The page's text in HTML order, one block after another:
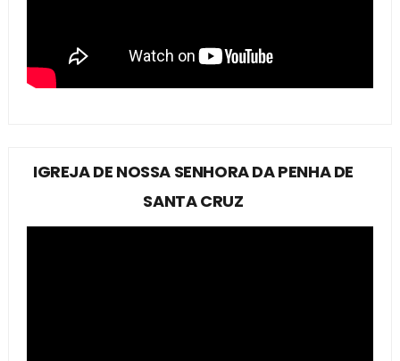
IGREJA DE NOSSA SENHORA DA PENHA DE
SANTA CRUZ